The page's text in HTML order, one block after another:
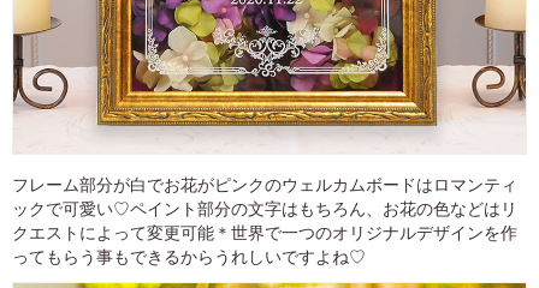
フレーム部分が白でお花がピンクのウェルカムボードはロマンティ
ックで可愛い♡ペイント部分の文字はもちろん、お花の色などはリ
クエストによって変更可能＊世界で一つのオリジナルデザインを作
ってもらう事もできるからうれしいですよね♡